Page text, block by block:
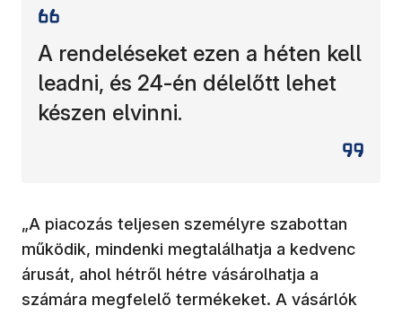
A rendeléseket ezen a héten kell
leadni, és 24-én délelőtt lehet
készen elvinni.
„A piacozás teljesen személyre szabottan
működik, mindenki megtalálhatja a kedvenc
árusát, ahol hétről hétre vásárolhatja a
számára megfelelő termékeket. A vásárlók